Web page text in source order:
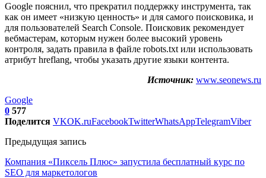
Google пояснил, что прекратил поддержку инструмента, так
как он имеет «низкую ценность» и для самого поисковика, и
для пользователей Search Console. Поисковик рекомендует
вебмастерам, которым нужен более высокий уровень
контроля, задать правила в файле robots.txt или использовать
атрибут hreflang, чтобы указать другие языки контента.
Источник: www.seonews.ru
Google
0 577
Поделится VKOK.ruFacebookTwitterWhatsAppTelegramViber
Предыдущая запись
Компания «Пиксель Плюс» запустила бесплатный курс по
SEO для маркетологов